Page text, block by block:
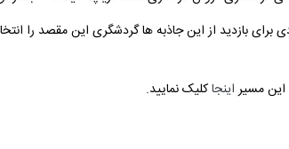
برای بازدید از این جاذبه ها گردشگری این مقصد را
مسیر اینجاکلیک نمایید.